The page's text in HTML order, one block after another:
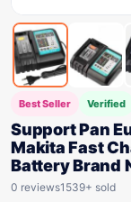
Best Seller Verified
Support Pan
Makita Fast
Battery Brand
0 reviews1539+ sold